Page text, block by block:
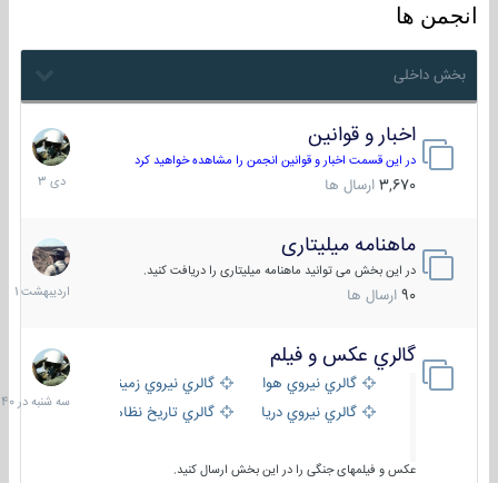
انجمن ها
بخش داخلی
اخبار و قوانین
در این قسمت اخبار و قوانین انجمن را مشاهده خواهید کرد
3,670 ارسال ها
22
دی
1403
ماهنامه میلیتاری
در این بخش می توانید ماهنامه میلیتاری را دریافت کنید.
90 ارسال ها
30
1401
گالري عكس و فيلم
گالري نيروي هوايي
گالري نيروي زميني
گالري نيروي دريايي
گالري تاریخ نظامی
عکس و فیلمهای جنگی را در این بخش ارسال کنید.
سه
شنبه
در